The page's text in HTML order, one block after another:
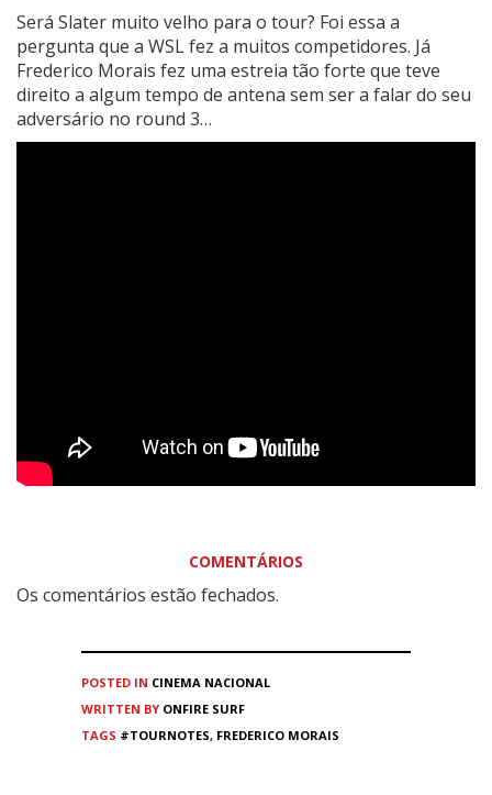
Será Slater muito velho para o tour? Foi essa a
pergunta que a WSL fez a muitos competidores. Já
Frederico Morais fez uma estreia tão forte que teve
direito a algum tempo de antena sem ser a falar do seu
adversário no round 3…
COMENTÁRIOS
Os comentários estão fechados.
POSTED IN CINEMA NACIONAL
WRITTEN BY ONFIRE SURF
TAGS #TOURNOTES, FREDERICO MORAIS